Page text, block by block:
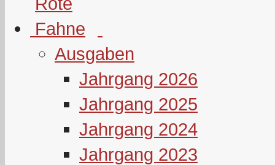
Ausgaben
Jahrgang 2026
Jahrgang 2025
Jahrgang 2024
Jahrgang 2023